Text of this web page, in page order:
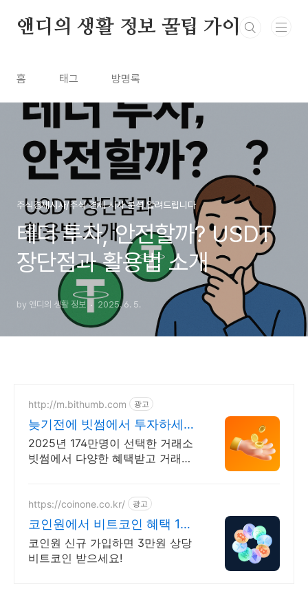
앤디의 생활 정보 꿀팁 가이드
홈 태그 방명록
주식경제시사/주식 경제 시사 분석 알려드립니다
테더 투자, 안전할까? USDT
장단점과 활용법 소개
by 앤디의 생활 정보 2025. 6. 5.
http://m.bithumb.com 광고
늦기전에 빗썸에서 투자하세요
신규 가입 시 5만원 혜택
2025년 174만명이 선택한 거래소
빗썸에서 다양한 혜택받고 거래하
https://coinone.co.kr/ 광고
코인원에서 비트코인 혜택 12
년 무사고 거래소
코인원 신규 가입하면 3만원 상당
비트코인 받으세요!